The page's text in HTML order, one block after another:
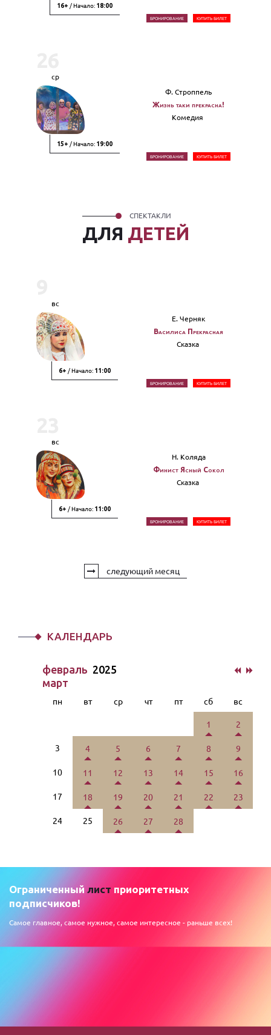
16+ / Начало: 18:00
БРОНИРОВАНИЕ КУПИТЬ БИЛЕТ
ср
15+ / Начало: 19:00
Ф. Строппель
Жизнь таки прекрасна!
Комедия
БРОНИРОВАНИЕ КУПИТЬ БИЛЕТ
ДЛЯ ДЕТЕЙ
СПЕКТАКЛИ
вс
6+ / Начало: 11:00
Е. Черняк
Василиса Прекрасная
Сказка
БРОНИРОВАНИЕ КУПИТЬ БИЛЕТ
вс
6+ / Начало: 11:00
Н. Коляда
Финист Ясный Сокол
Сказка
БРОНИРОВАНИЕ КУПИТЬ БИЛЕТ
следующий месяц
КАЛЕНДАРЬ
февраль 2025
март
пн вт ср чт пт сб вс
1 2
3 4 5 6 7 8 9
10 11 12 13 14 15 16
17 18 19 20 21 22 23
24 25 26 27 28
Ограниченный лист приоритетных
подписчиков!
Самое главное, самое нужное, самое интересное - раньше всех!